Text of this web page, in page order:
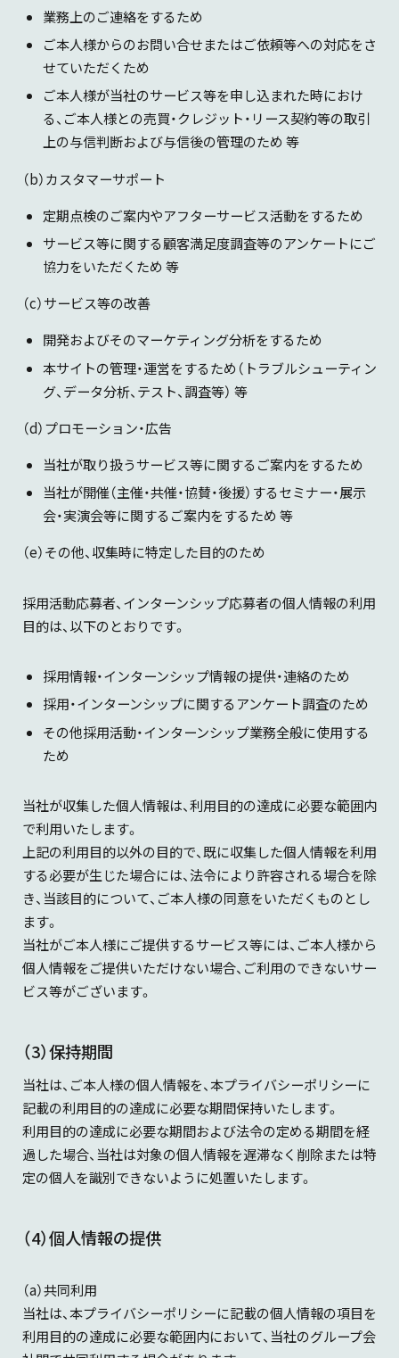
業務上のご連絡をするため
ご本人様からのお問い合せまたはご依頼等への対応をさ
せていただくため
ご本人様が当社のサービス等を申し込まれた時におけ
る、ご本人様との売買・クレジット・リース契約等の取引
上の与信判断および与信後の管理のため 等
（b）カスタマーサポート
定期点検のご案内やアフターサービス活動をするため
サービス等に関する顧客満足度調査等のアンケートにご
協力をいただくため 等
（c）サービス等の改善
開発およびそのマーケティング分析をするため
本サイトの管理・運営をするため（トラブルシューティン
グ、データ分析、テスト、調査等） 等
（d）プロモーション・広告
当社が取り扱うサービス等に関するご案内をするため
当社が開催（主催・共催・協賛・後援）するセミナー・展示
会・実演会等に関するご案内をするため 等
（e）その他、収集時に特定した目的のため
採用活動応募者、インターンシップ応募者の個人情報の利用
目的は、以下のとおりです。
採用情報・インターンシップ情報の提供・連絡のため
採用・インターンシップに関するアンケート調査のため
その他採用活動・インターンシップ業務全般に使用する
ため
当社が収集した個人情報は、利用目的の達成に必要な範囲内
で利用いたします。
上記の利用目的以外の目的で、既に収集した個人情報を利用
する必要が生じた場合には、法令により許容される場合を除
き、当該目的について、ご本人様の同意をいただくものとし
ます。
当社がご本人様にご提供するサービス等には、ご本人様から
個人情報をご提供いただけない場合、ご利用のできないサー
ビス等がございます。
（3）保持期間
当社は、ご本人様の個人情報を、本プライバシーポリシーに
記載の利用目的の達成に必要な期間保持いたします。
利用目的の達成に必要な期間および法令の定める期間を経
過した場合、当社は対象の個人情報を遅滞なく削除または特
定の個人を識別できないように処置いたします。
（4）個人情報の提供
（a）共同利用
当社は、本プライバシーポリシーに記載の個人情報の項目を
利用目的の達成に必要な範囲内において、当社のグループ会